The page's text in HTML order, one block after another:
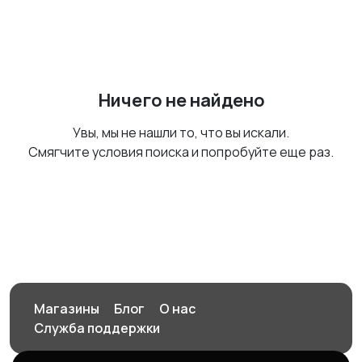
Ничего не найдено
Увы, мы не нашли то, что вы искали.
Смягчите условия поиска и попробуйте еще раз.
Магазины Блог
О нас
Служба поддержки